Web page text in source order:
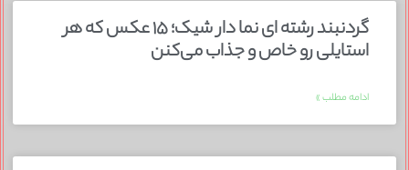
گردنبند رشته ای نما دار شیک؛ ۱۵ عکس که هر
استایلی رو خاص و جذاب می‌کنن
ادامه مطلب »